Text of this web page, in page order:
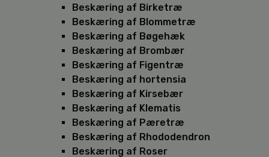
Beskæring af Birketræ
Beskæring af Blommetræ
Beskæring af Bøgehæk
Beskæring af Brombær
Beskæring af Figentræ
Beskæring af hortensia
Beskæring af Kirsebær
Beskæring af Klematis
Beskæring af Pæretræ
Beskæring af Rhododendron
Beskæring af Roser